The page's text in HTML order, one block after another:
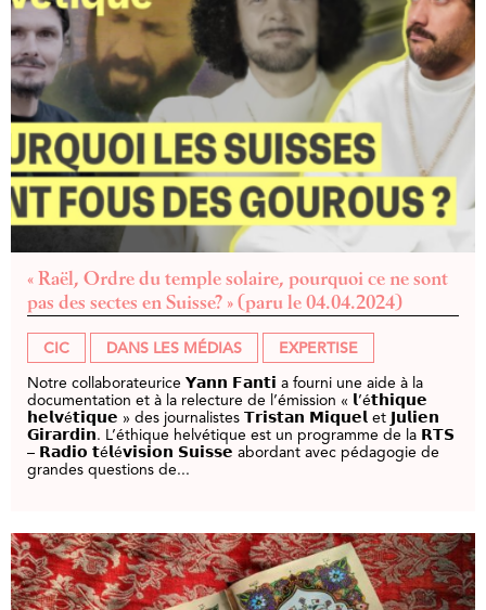
« Raël, Ordre du temple solaire, pourquoi ce ne sont
pas des sectes en Suisse? » (paru le 04.04.2024)
CIC DANS LES MÉDIAS EXPERTISE
Notre collaborateurice 𝗬𝗮𝗻𝗻 𝗙𝗮𝗻𝘁𝗶 a fourni une aide à la
documentation et à la relecture de l’émission « 𝗹’é𝘁𝗵𝗶𝗾𝘂𝗲
𝗵𝗲𝗹𝘃é𝘁𝗶𝗾𝘂𝗲 » des journalistes 𝗧𝗿𝗶𝘀𝘁𝗮𝗻 𝗠𝗶𝗾𝘂𝗲𝗹 et 𝗝𝘂𝗹𝗶𝗲𝗻
𝗚𝗶𝗿𝗮𝗿𝗱𝗶𝗻. L’éthique helvétique est un programme de la 𝗥𝗧𝗦
– 𝗥𝗮𝗱𝗶𝗼 𝘁é𝗹é𝘃𝗶𝘀𝗶𝗼𝗻 𝗦𝘂𝗶𝘀𝘀𝗲 abordant avec pédagogie de
grandes questions de...